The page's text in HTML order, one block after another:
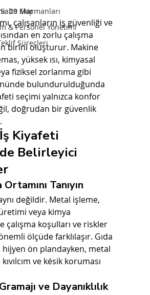
Ekipmanları
& Personel Yönetimi
Süreçleri
29 Mar
çalışanların iş güvenliği ve
en zorlu çalışma
birini oluşturur. Makine
yüksek ısı, kimyasal
fiziksel zorlanma gibi
bulundurulduğunda
seçimi yalnızca konfor
doğrudan bir güvenlik
Kiyafeti
Belirleyici
Tanıyın
değildir. Metal işleme,
veya kimya
çalışma koşulları ve riskler
ölçüde farklılaşır. Gıda
hijyen ön plandayken, metal
ve késik koruması
ve Dayanıklılık